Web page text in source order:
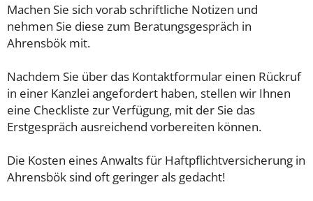
Machen Sie sich vorab schriftliche Notizen und
nehmen Sie diese zum Beratungsgespräch in
Ahrensbök mit.
Nachdem Sie über das Kontaktformular einen Rückruf
in einer Kanzlei angefordert haben, stellen wir Ihnen
eine Checkliste zur Verfügung, mit der Sie das
Erstgespräch ausreichend vorbereiten können.
Die Kosten eines Anwalts für Haftpflichtversicherung in
Ahrensbök sind oft geringer als gedacht!